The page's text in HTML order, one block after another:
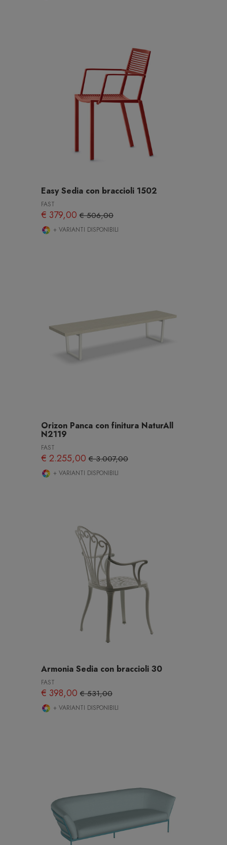
Easy Sedia con braccioli 1502
FAST
€ 379,00€ 506,00
+ VARIANTI DISPONIBILI
Orizon Panca con finitura NaturAll
N2119
FAST
€ 2.255,00€ 3.007,00
+ VARIANTI DISPONIBILI
Armonia Sedia con braccioli 30
FAST
€ 398,00€ 531,00
+ VARIANTI DISPONIBILI